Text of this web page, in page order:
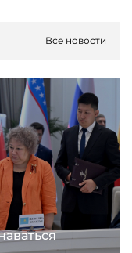
Все новости